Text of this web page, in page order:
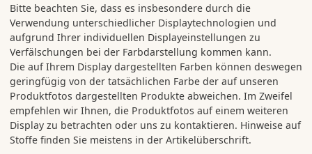
Bitte beachten Sie, dass es insbesondere durch die
Verwendung unterschiedlicher Displaytechnologien und
aufgrund Ihrer individuellen Displayeinstellungen zu
Verfälschungen bei der Farbdarstellung kommen kann.
Die auf Ihrem Display dargestellten Farben können deswegen
geringfügig von der tatsächlichen Farbe der auf unseren
Produktfotos dargestellten Produkte abweichen. Im Zweifel
empfehlen wir Ihnen, die Produktfotos auf einem weiteren
Display zu betrachten oder uns zu kontaktieren. Hinweise auf